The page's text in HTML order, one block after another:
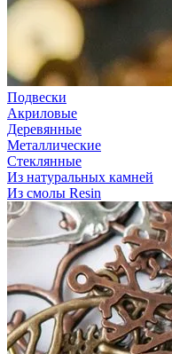
Подвески
Акриловые
Деревянные
Металлические
Стеклянные
Из натуральных камней
Из смолы Resin